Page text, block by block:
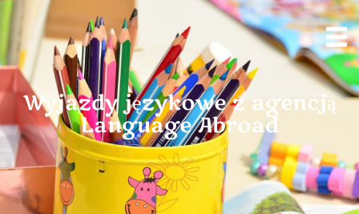
Wyjazdy językowe z agencją
Language Abroad